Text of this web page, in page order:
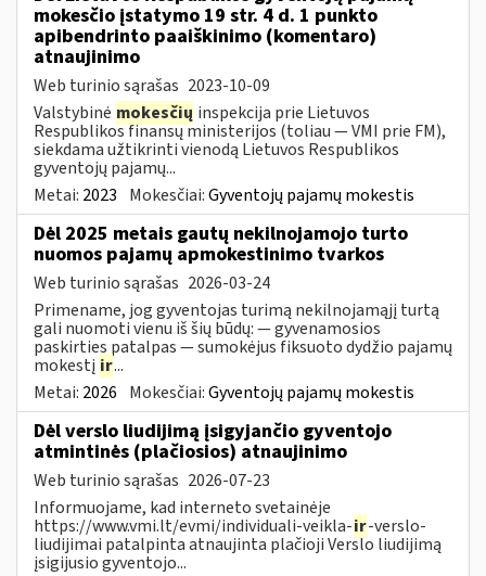
mokesčio įstatymo 19 str. 4 d. 1 punkto
apibendrinto paaiškinimo (komentaro)
atnaujinimo
Web turinio sąrašas 2023-10-09
Valstybinė mokesčių inspekcija prie Lietuvos
Respublikos finansų ministerijos (toliau — VMI prie FM),
siekdama užtikrinti vienodą Lietuvos Respublikos
gyventojų pajamų...
Metai: 2023 Mokesčiai:Gyventojų pajamų mokestis
Dėl 2025 metais gautų nekilnojamojo turto
nuomos pajamų apmokestinimo tvarkos
Web turinio sąrašas 2026-03-24
Primename, jog gyventojas turimą nekilnojamąjį turtą
gali nuomoti vienu iš šių būdų: — gyvenamosios
paskirties patalpas — sumokėjus fiksuoto dydžio pajamų
mokestį ir...
Metai: 2026 Mokesčiai:Gyventojų pajamų mokestis
Dėl verslo liudijimą įsigyjančio gyventojo
atmintinės (plačiosios) atnaujinimo
Web turinio sąrašas 2026-07-23
Informuojame, kad interneto svetainėje
https://www.vmi.lt/evmi/individuali-veikla-ir-verslo-
liudijimai patalpinta atnaujinta plačioji Verslo liudijimą
įsigijusio gyventojo...